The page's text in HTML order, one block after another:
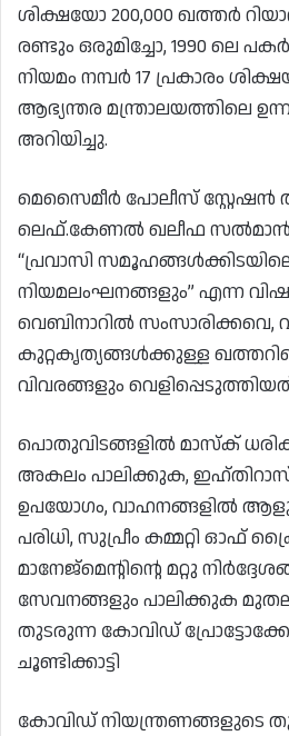
ശിക്ഷയോ 200,000 ഖത്തർ
രണ്ടും ഒരുമിച്ചോ, 1990 ലെ
നിയമം നമ്പർ 17 പ്രകാരം
ആഭ്യന്തര മന്ത്രാലയത്തിലെ
അറിയിച്ചു.
മെസൈമീർ പോലീസ്
ലെഫ്.കേണൽ ഖലീഫ
“പ്രവാസി
നിയമലംഘനങ്ങളും” എന്ന
വെബിനാറിൽ സംസാരിക്കവെ,
കുറ്റകൃത്യങ്ങൾക്കുള്ള
വിവരങ്ങളും
പൊതുവിടങ്ങളിൽ മാസ്‌ക്
അകലം പാലിക്കുക,
ഉപയോഗം, വാഹനങ്ങളിൽ
പരിധി, സുപ്രീം കമ്മറ്റി ഓഫ്
മാനേജ്മെന്റിന്റെ മറ്റു
സേവനങ്ങളും പാലിക്കുക
തുടരുന്ന കോവിഡ്
ചൂണ്ടിക്കാട്ടി
കോവിഡ് നിയന്ത്രണങ്ങളുടെ